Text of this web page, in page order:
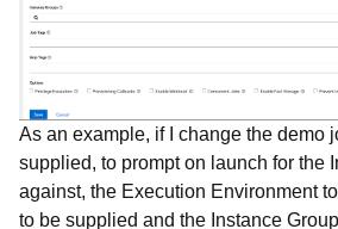
As an example, if I change the demo
supplied, to prompt on launch for the
against, the Execution Environment
to be supplied and the Instance